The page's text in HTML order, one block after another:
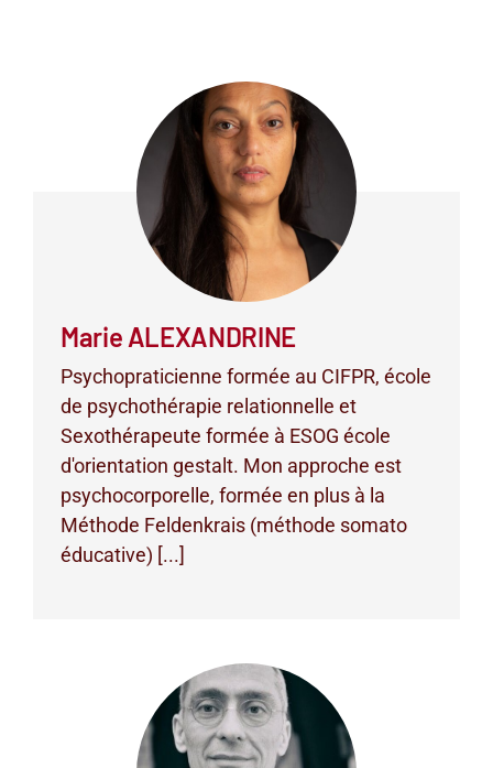
Marie ALEXANDRINE
Psychopraticienne formée au CIFPR, école
de psychothérapie relationnelle et
Sexothérapeute formée à ESOG école
d'orientation gestalt. Mon approche est
psychocorporelle, formée en plus à la
Méthode Feldenkrais (méthode somato
éducative) [...]